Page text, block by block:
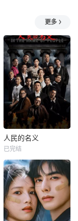
更多
人民的名义
已完结